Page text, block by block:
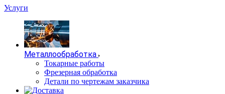
Услуги
Металлообработка
Токарные работы
Фрезерная обработка
Детали по чертежам заказчика